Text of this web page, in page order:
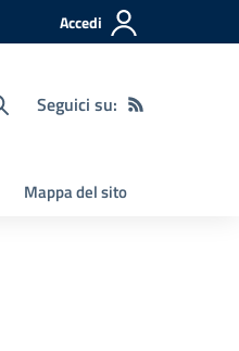
Accedi
Seguici su:
Mappa del sito